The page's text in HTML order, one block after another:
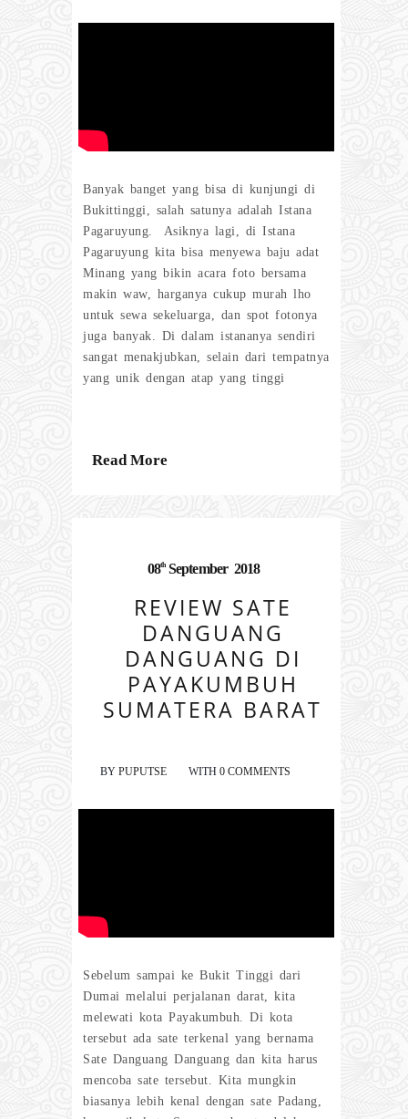
Banyak banget yang bisa di kunjungi di
Bukittinggi, salah satunya adalah Istana
Pagaruyung. Asiknya lagi, di Istana
Pagaruyung kita bisa menyewa baju adat
Minang yang bikin acara foto bersama
makin waw, harganya cukup murah lho
untuk sewa sekeluarga, dan spot fotonya
juga banyak. Di dalam istananya sendiri
sangat menakjubkan, selain dari tempatnya
yang unik dengan atap yang tinggi
Read More
08th September 2018
REVIEW SATE
DANGUANG
DANGUANG DI
PAYAKUMBUH
SUMATERA BARAT
BY PUPUTSE WITH 0 COMMENTS
Sebelum sampai ke Bukit Tinggi dari
Dumai melalui perjalanan darat, kita
melewati kota Payakumbuh. Di kota
tersebut ada sate terkenal yang bernama
Sate Danguang Danguang dan kita harus
mencoba sate tersebut. Kita mungkin
biasanya lebih kenal dengan sate Padang,